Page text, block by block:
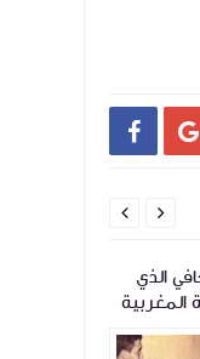
 
الذي

